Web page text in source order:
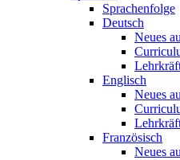
Sprachenfolge
Deutsch
Neues
Englisch
Neues
Französisch
Neues